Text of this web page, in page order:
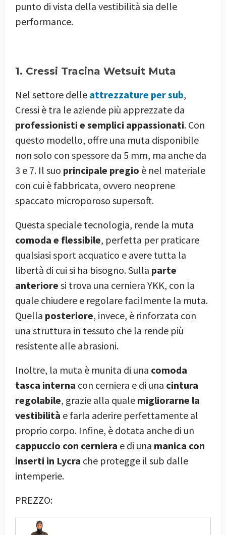
punto di vista della vestibilità sia delle
performance.
1. Cressi Tracina Wetsuit Muta
Nel settore delle attrezzature per sub,
Cressi è tra le aziende più apprezzate da
professionisti e semplici appassionati. Con
questo modello, offre una muta disponibile
non solo con spessore da 5 mm, ma anche da
3 e 7. Il suo principale pregio è nel materiale
con cui è fabbricata, ovvero neoprene
spaccato microporoso supersoft.
Questa speciale tecnologia, rende la muta
comoda e flessibile, perfetta per praticare
qualsiasi sport acquatico e avere tutta la
libertà di cui si ha bisogno. Sulla parte
anteriore si trova una cerniera YKK, con la
quale chiudere e regolare facilmente la muta.
Quella posteriore, invece, è rinforzata con
una struttura in tessuto che la rende più
resistente alle abrasioni.
Inoltre, la muta è munita di una comoda
tasca interna con cerniera e di una cintura
regolabile, grazie alla quale migliorarne la
vestibilità e farla aderire perfettamente al
proprio corpo. Infine, è dotata anche di un
cappuccio con cerniera e di una manica con
inserti in Lycra che protegge il sub dalle
intemperie.
PREZZO: